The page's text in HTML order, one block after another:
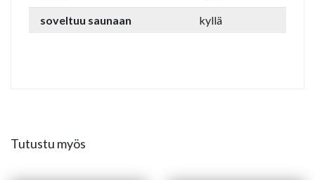
soveltuu saunaan
kyllä
Tutustu myös